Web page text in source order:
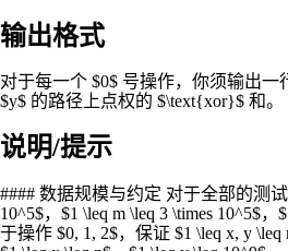
输出格式
对于每一个 $0$ 号操作，你须输出一
$y$ 的路径上点权的 $\text{xor}$ 和。
说明/提示
#### 数据规模与约定 对于全部的测
10^5$，$1 \leq m \leq 3 \times 10^5$，
于操作 $0, 1, 2$，保证 $1 \leq x, y